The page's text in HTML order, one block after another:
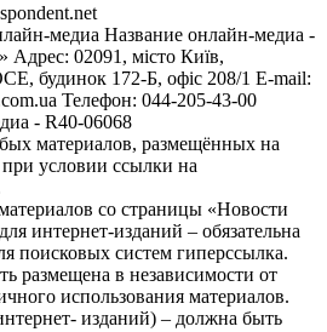
медиа Название онлайн-медиа -
Адрес: 02091, місто Київ,
будинок 172-Б, офіс 208/1 E-mail:
Телефон: 044-205-43-00
- R40-06068
материалов, размещённых на
при условии ссылки на
со страницы «Новости
интернет-изданий – обязательна
поисковых систем гиперссылка.
размещена в независимости от
использования материалов.
изданий) – должна быть